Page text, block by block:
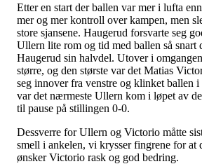
Etter en start der ballen var mer i lufta
mer og mer kontroll over kampen, men
store sjansene. Haugerud forsvarte seg
Ullern lite rom og tid med ballen så snart
Haugerud sin halvdel. Utover i
større, og den største var det Matias
seg innover fra venstre og klinket ballen
var det nærmeste Ullern kom i løpet av
til pause på stillingen 0-0.
Dessverre for Ullern og Victorio måtte
smell i ankelen, vi krysser fingrene for at
ønsker Victorio rask og god bedring.